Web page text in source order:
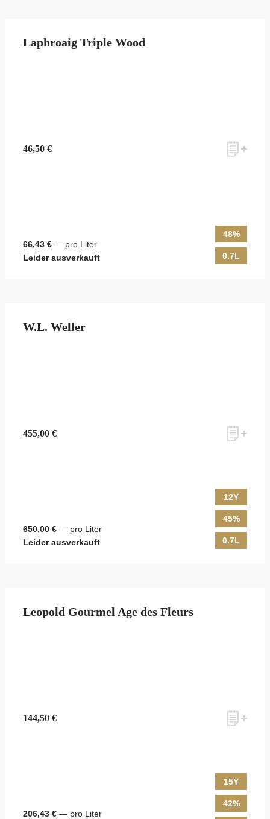
Laphroaig Triple Wood
46,50 €
66,43 € — pro Liter
Leider ausverkauft
48%
0.7L
W.L. Weller
455,00 €
650,00 € — pro Liter
Leider ausverkauft
12Y
45%
0.7L
Leopold Gourmel Age des Fleurs
144,50 €
206,43 € — pro Liter
15Y
42%